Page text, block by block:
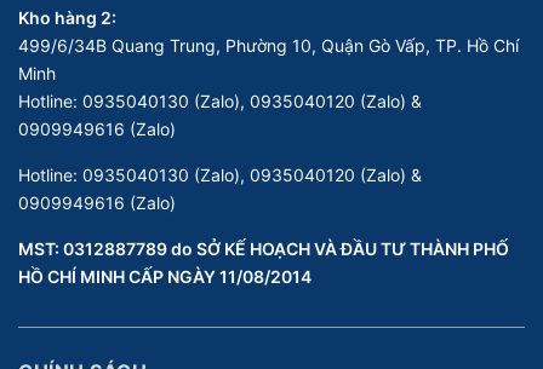
Kho hàng 2:
499/6/34B Quang Trung, Phường 10, Quận Gò Vấp, TP. Hồ Chí
Minh
Hotline: 0935040130 (Zalo), 0935040120 (Zalo) &
0909949616 (Zalo)
Hotline: 0935040130 (Zalo), 0935040120 (Zalo) &
0909949616 (Zalo)
MST: 0312887789 do SỞ KẾ HOẠCH VÀ ĐẦU TƯ THÀNH PHỐ
HỒ CHÍ MINH CẤP NGÀY 11/08/2014